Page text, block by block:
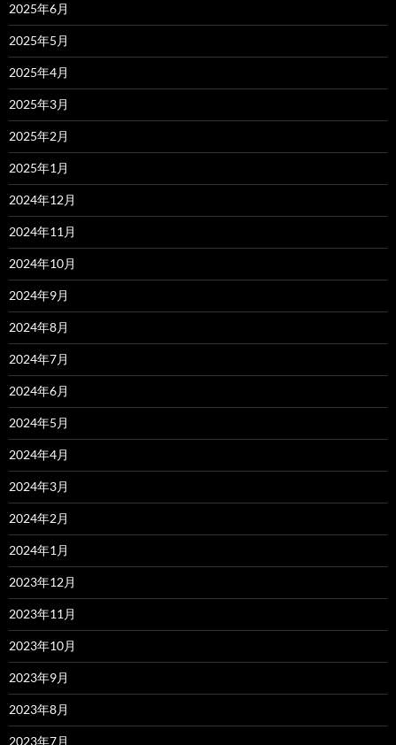
2025年6月
2025年5月
2025年4月
2025年3月
2025年2月
2025年1月
2024年12月
2024年11月
2024年10月
2024年9月
2024年8月
2024年7月
2024年6月
2024年5月
2024年4月
2024年3月
2024年2月
2024年1月
2023年12月
2023年11月
2023年10月
2023年9月
2023年8月
2023年7月